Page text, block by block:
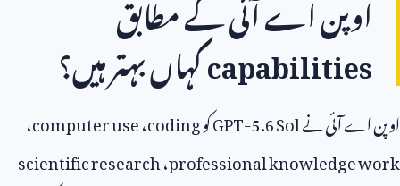
کہاں بہتر ہیں؟
آئی نےGPT-5.6 Solکوcoding،computer use،
professional knowledge،scientific research